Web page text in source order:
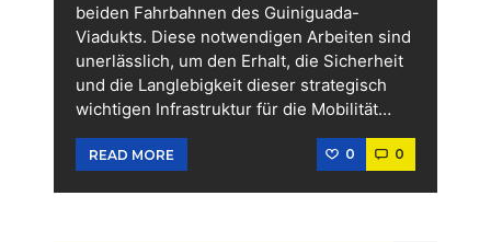
beiden Fahrbahnen des Guiniguada-
Viadukts. Diese notwendigen Arbeiten sind
unerlässlich, um den Erhalt, die Sicherheit
und die Langlebigkeit dieser strategisch
wichtigen Infrastruktur für die Mobilität…
READ MORE 0 0